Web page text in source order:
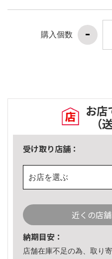
購入個数
お店
（
受け取り店舗：
お店を選ぶ
近くの店
納期目安：
店舗在庫不足の為、取り